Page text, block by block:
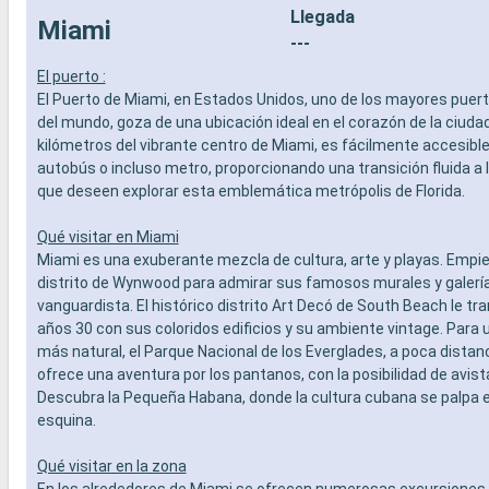
- Actividades recreativas para niños
SERVICIOS
OTROS PRIVILEGIOS
- Puntos MSC Voyagers Club
prepago
-
teatro al
- Área de
-
-
-
-
-
OTROS
- Puntos
Miami
Llegada
---
El puerto :
El Puerto de Miami, en Estados Unidos, uno de los mayores
del mundo, goza de una ubicación ideal en el corazón de la
kilómetros del vibrante centro de Miami, es fácilmente
autobús o incluso metro, proporcionando una transición fluida a
que deseen explorar esta emblemática metrópolis de Florida.
Qué visitar en Miami
Miami es una exuberante mezcla de cultura, arte y playas.
distrito de Wynwood para admirar sus famosos murales y
vanguardista. El histórico distrito Art Decó de South Beach le
años 30 con sus coloridos edificios y su ambiente vintage. Para
más natural, el Parque Nacional de los Everglades, a poca
ofrece una aventura por los pantanos, con la posibilidad de
Descubra la Pequeña Habana, donde la cultura cubana se palpa
esquina.
Qué visitar en la zona